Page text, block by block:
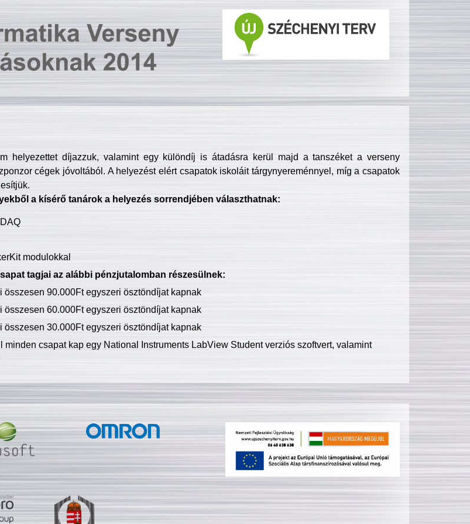
helyezettet díjazzuk, valamint egy különdíj is átadásra kerül majd a tanszéket a verseny
cégek jóvoltából. A helyezést elért csapatok iskoláit tárgynyereménnyel, míg a csapatok
a kísérő tanárok a helyezés sorrendjében választhatnak:
modulokkal
tagjai az alábbi pénzjutalomban részesülnek:
összesen 90.000Ft egyszeri ösztöndíjat kapnak
összesen 60.000Ft egyszeri ösztöndíjat kapnak
összesen 30.000Ft egyszeri ösztöndíjat kapnak
minden csapat kap egy National Instruments LabView Student verziós szoftvert, valamint